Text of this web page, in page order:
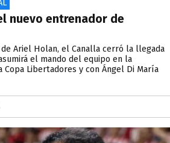
nuevo entrenador de
Ariel Holan, el Canalla cerró la llegada
el mando del equipo en la
Libertadores y con Ángel Di María